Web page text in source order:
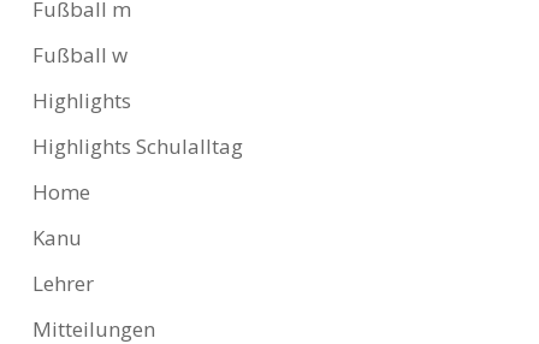
Fußball m
Fußball w
Highlights
Highlights Schulalltag
Home
Kanu
Lehrer
Mitteilungen